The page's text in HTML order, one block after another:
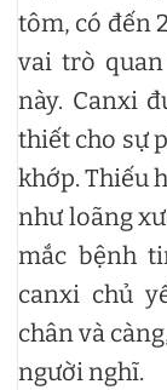
tôm, có đến
vai trò
này. Canxi
thiết cho sự
khớp. Thiếu
như loãng
mắc bệnh
canxi chủ
chân và
người nghĩ.